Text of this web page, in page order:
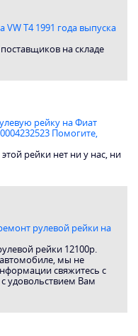
VW T4 1991 года выпуска
на складе
рейку на Фиат
Помогите,
рейки нет ни у нас, ни
рулевой рейки на
рейки 12100р.
мы не
свяжитесь с
удовольствием Вам